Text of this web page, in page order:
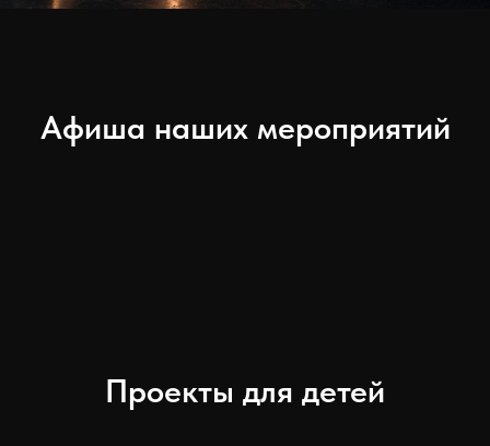
Афиша наших мероприятий
Проекты для детей